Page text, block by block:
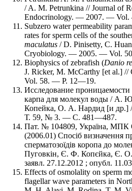
/ A. M. Petrunkina // Journal of
Endocrinology. — 2007. —
Subzero water permeability
rates for sperm cells of the
maculatus / D. Pinisetty, C.
Cryobiology. — 2005. — Vol.
Biophysics of zebrafish (Danio
J. Ricker, M. McCarthy [et al.]
Vol. 58. — P. 12—19.
Исследование
карпа для молекул воды / А.
Копейка, О. А. Нардид [и
Т. 59, № 3. — С. 481—487.
Пат. № 104809, Україна, МПК
(2006.01) Спосіб визначення
сперматозоїдів коропа до
Пуговкін, Є. Ф. Копєйка, Є.
заявл. 27.12.2012 ; опубл.
Effects of osmolality on sperm
flagellar wave parameters in